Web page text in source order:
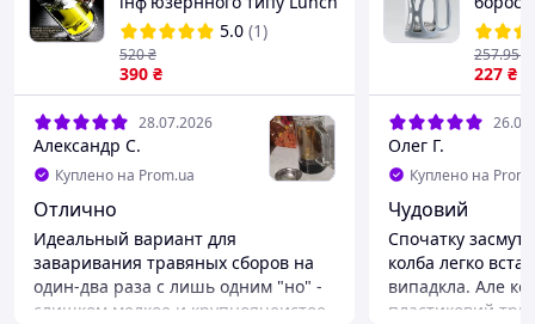
Right Hot&Cool LR40 400ml
5.0 (1)
390 ₴
520₴
28.07.2026
Александр С.
Куплено на Prom.ua
Отлично
Идеальный вариант для
заваривания травяных сборов на
один-два раза с лишь одним "но" -
слишком мелкое и крупноячеистое
BLUE -
227 ₴
257.95
Олег Г.
Куплено на
Чудовий
Спочатку
колба легко
випадкла. Але
пластиковий